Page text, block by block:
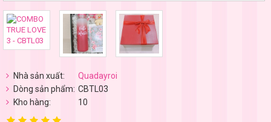
Nhà sản xuất:
Quadayroi
Dòng sản phẩm: CBTL03
Kho hàng:
10